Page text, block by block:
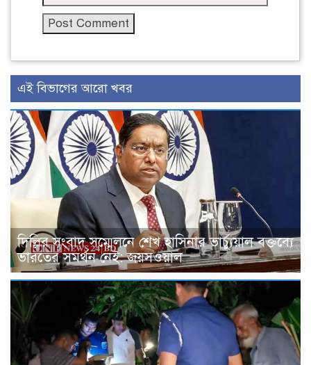
এই বিভাগের আরো খবর
দিল্লির সংবাদ সম্মেলনে শেখ হাসিনার ভার্চ্যুয়াল বক্তব্যে
ভারতের সমর্থন নেই: জয়সওয়াল